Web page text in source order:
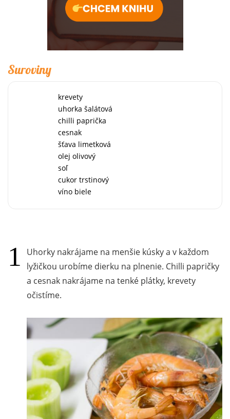
Suroviny
krevety
uhorka šalátová
chilli paprička
cesnak
šťava limetková
olej olivový
soľ
cukor trstinový
víno biele
Uhorky nakrájame na menšie kúsky a v každom
lyžičkou urobíme dierku na plnenie. Chilli papričky
a cesnak nakrájame na tenké plátky, krevety
očistíme.